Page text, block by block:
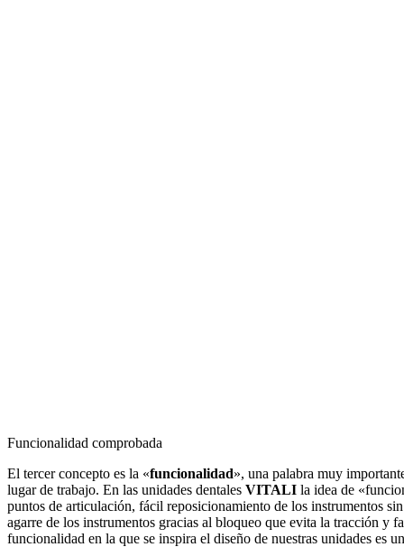
Funcionalidad comprobada
El tercer concepto es la «funcionalidad», una palabra muy
lugar de trabajo. En las unidades dentales VITALI la idea de
puntos de articulación, fácil reposicionamiento de los instrumentos
agarre de los instrumentos gracias al bloqueo que evita la tracción y
funcionalidad en la que se inspira el diseño de nuestras unidades es